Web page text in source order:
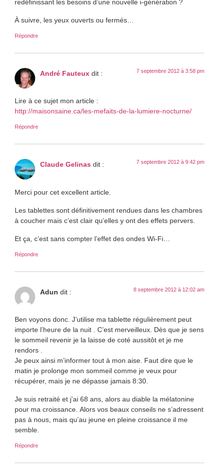
À suivre, les yeux ouverts ou fermés…
Répondre
André Fauteux dit : 7 septembre 2012 à 3:58 pm
Lire à ce sujet mon article :
http://maisonsaine.ca/les-mefaits-de-la-lumiere-nocturne/
Répondre
Claude Gelinas dit : 7 septembre 2012 à 9:42 pm
Merci pour cet excellent article.
Les tablettes sont définitivement rendues dans les chambres
à coucher mais c’est clair qu’elles y ont des effets pervers.
Et ça, c’est sans compter l’effet des ondes Wi-Fi…
Répondre
Adun dit : 8 septembre 2012 à 12:02 am
Ben voyons donc. J’utilise ma tablette régulièrement peut
importe l’heure de la nuit . C’est merveilleux. Dès que je sens
le sommeil revenir je la laisse de coté aussitôt et je me
rendors .
Je peux ainsi m’informer tout à mon aise. Faut dire que le
matin je prolonge mon sommeil comme je veux pour
récupérer, mais je ne dépasse jamais 8:30.
Je suis retraité et j’ai 68 ans, alors au diable la mélatonine
pour ma croissance. Alors vos beaux conseils ne s’adressent
pas à nous, mais qu’au jeune en pleine croissance il me
semble.
Répondre